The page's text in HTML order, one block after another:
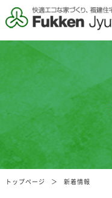
トップページ 新着情報